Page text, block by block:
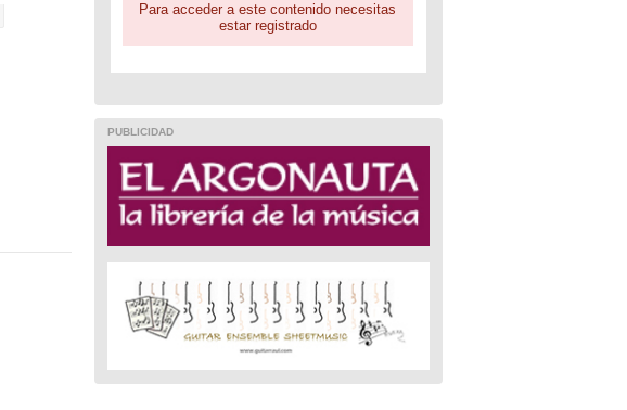
Para acceder a este contenido necesitas
estar registrado
PUBLICIDAD